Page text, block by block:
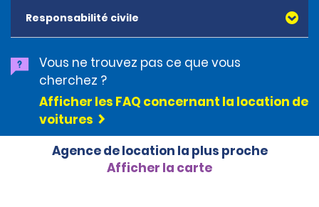
couverture et le pack de protection, il est responsable
du coût total des dommages causés au véhicule.
réservation de voyages en ligne tiers ne sera pas
acceptée en République dominicaine.
Responsabilité civile
Vous ne trouvez pas ce que vous
cherchez ?
Afficher les FAQ concernant la location de
voitures
Agence de location la plus proche
Afficher la carte